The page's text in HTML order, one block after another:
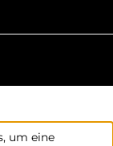
um eine